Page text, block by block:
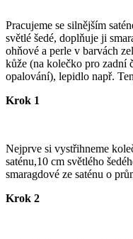
Pracujeme se silnějším
světlé šedé, doplňuje ji
ohňové a perle v barvách
kůže (na kolečko pro zadní
opalování), lepidlo např.
Krok 1
Nejprve si vystřihneme
saténu,10 cm světlého
smaragdové ze saténu o
Krok 2